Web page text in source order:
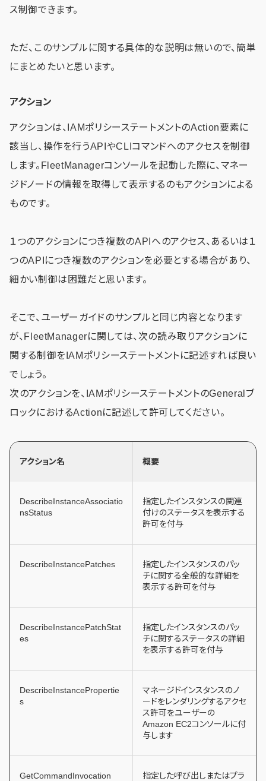
ス制御できます。
ただ、このサンプルに関する具体的な説明は無いので、簡単
にまとめたいと思います。
アクション
アクションは、IAMポリシーステートメントのAction要素に
該当し、操作を行うAPIやCLIコマンドへのアクセスを制御
します。FleetManagerコンソールを起動した際に、マネー
ジドノードの情報を取得して表示するのもアクションによる
ものです。
１つのアクションにつき複数のAPIへのアクセス、あるいは１
つのAPIにつき複数のアクションを必要とする場合があり、
細かい制御は困難だと思います。
そこで、ユーザーガイドのサンプルと同じ内容となります
が、FleetManagerに関しては、次の読み取りアクションに
関する制御をIAMポリシーステートメントに記述すれば良い
でしょう。
次のアクションを、IAMポリシーステートメントのGeneralブ
ロックにおけるActionに記述して許可してください。
アクション名 概要
DescribeInstanceAssociatio
nsStatus
指定したインスタンスの関連
付けのステータスを表示する
許可を付与
DescribeInstancePatches
指定したインスタンスのパッ
チに関する全般的な詳細を
表示する許可を付与
DescribeInstancePatchStat
es
指定したインスタンスのパッ
チに関するステータスの詳細
を表示する許可を付与
DescribeInstancePropertie
s
マネージドインスタンスのノ
ードをレンダリングするアクセ
ス許可をユーザーの
Amazon EC2コンソールに付
与します
GetCommandInvocation
指定した呼び出しまたはプラ